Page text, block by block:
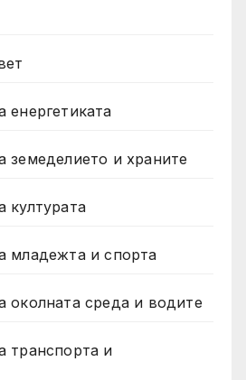
енергетиката
земеделието и храните
културата
младежта и спорта
околната среда и водите
транспорта и